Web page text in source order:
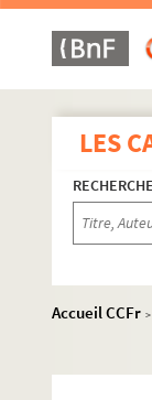
LES
Accueil CCFr >